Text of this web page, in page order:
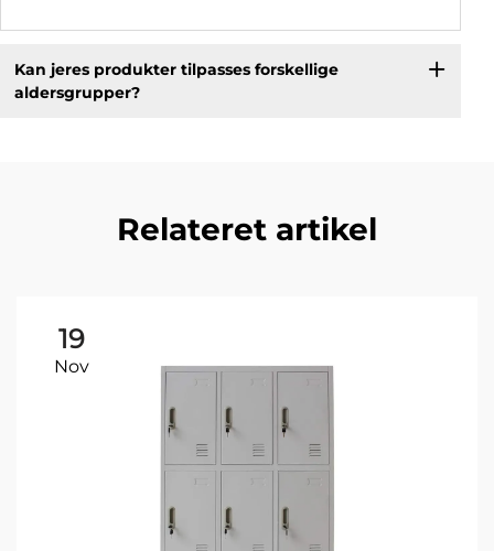
Kan jeres produkter tilpasses forskellige
aldersgrupper?
Relateret artikel
19
Nov